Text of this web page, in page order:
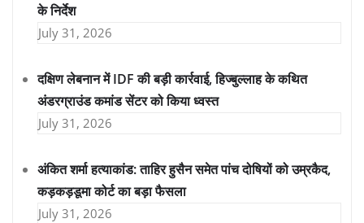
के निर्देश
July 31, 2026
दक्षिण लेबनान में IDF की बड़ी कार्रवाई, हिज्बुल्लाह के कथित
अंडरग्राउंड कमांड सेंटर को किया ध्वस्त
July 31, 2026
अंकित शर्मा हत्याकांड: ताहिर हुसैन समेत पांच दोषियों को उम्रकैद,
कड़कड़डूमा कोर्ट का बड़ा फैसला
July 31, 2026